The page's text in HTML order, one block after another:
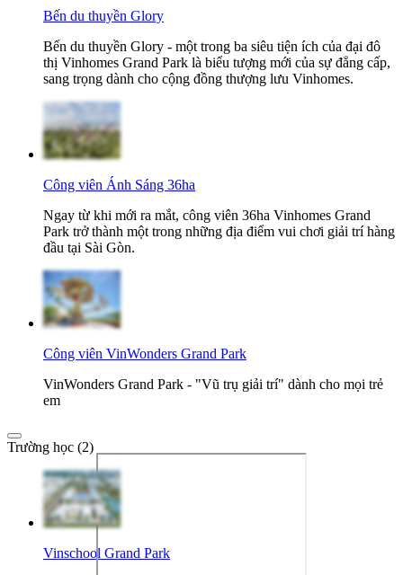
Bến du thuyền Glory
Bến du thuyền Glory - một trong ba siêu tiện ích của đại đô
thị Vinhomes Grand Park là biểu tượng mới của sự đẳng cấp,
sang trọng dành cho cộng đồng thượng lưu Vinhomes.
Công viên Ánh Sáng 36ha
Ngay từ khi mới ra mắt, công viên 36ha Vinhomes Grand
Park trở thành một trong những địa điểm vui chơi giải trí hàng
đầu tại Sài Gòn.
Công viên VinWonders Grand Park
VinWonders Grand Park - "Vũ trụ giải trí" dành cho mọi trẻ
em
Trường học (2)
Vinschool Grand Park